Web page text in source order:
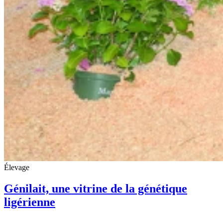
Élevage
Génilait, une vitrine de la génétique
ligérienne